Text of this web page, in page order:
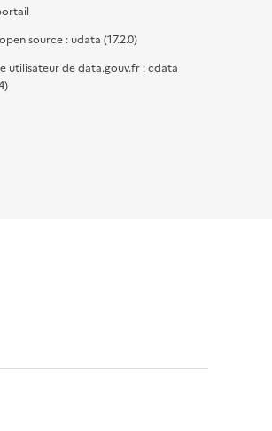
source : udata (17.2.0)
utilisateur de data.gouv.fr : cdata